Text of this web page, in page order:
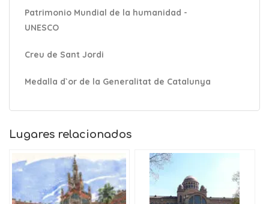
Patrimonio Mundial de la humanidad -
UNESCO
Creu de Sant Jordi
Medalla d`or de la Generalitat de Catalunya
Lugares relacionados